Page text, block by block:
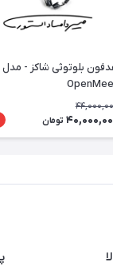
بلوتوثی شاکز - مدل
تومان